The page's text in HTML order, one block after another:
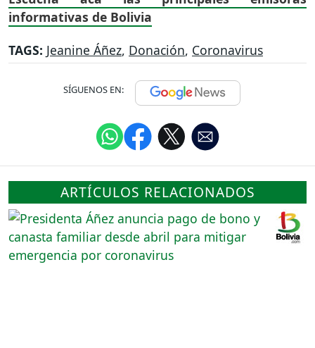
informativas de Bolivia
TAGS: Jeanine Áñez, Donación, Coronavirus
SÍGUENOS EN:
ARTÍCULOS RELACIONADOS